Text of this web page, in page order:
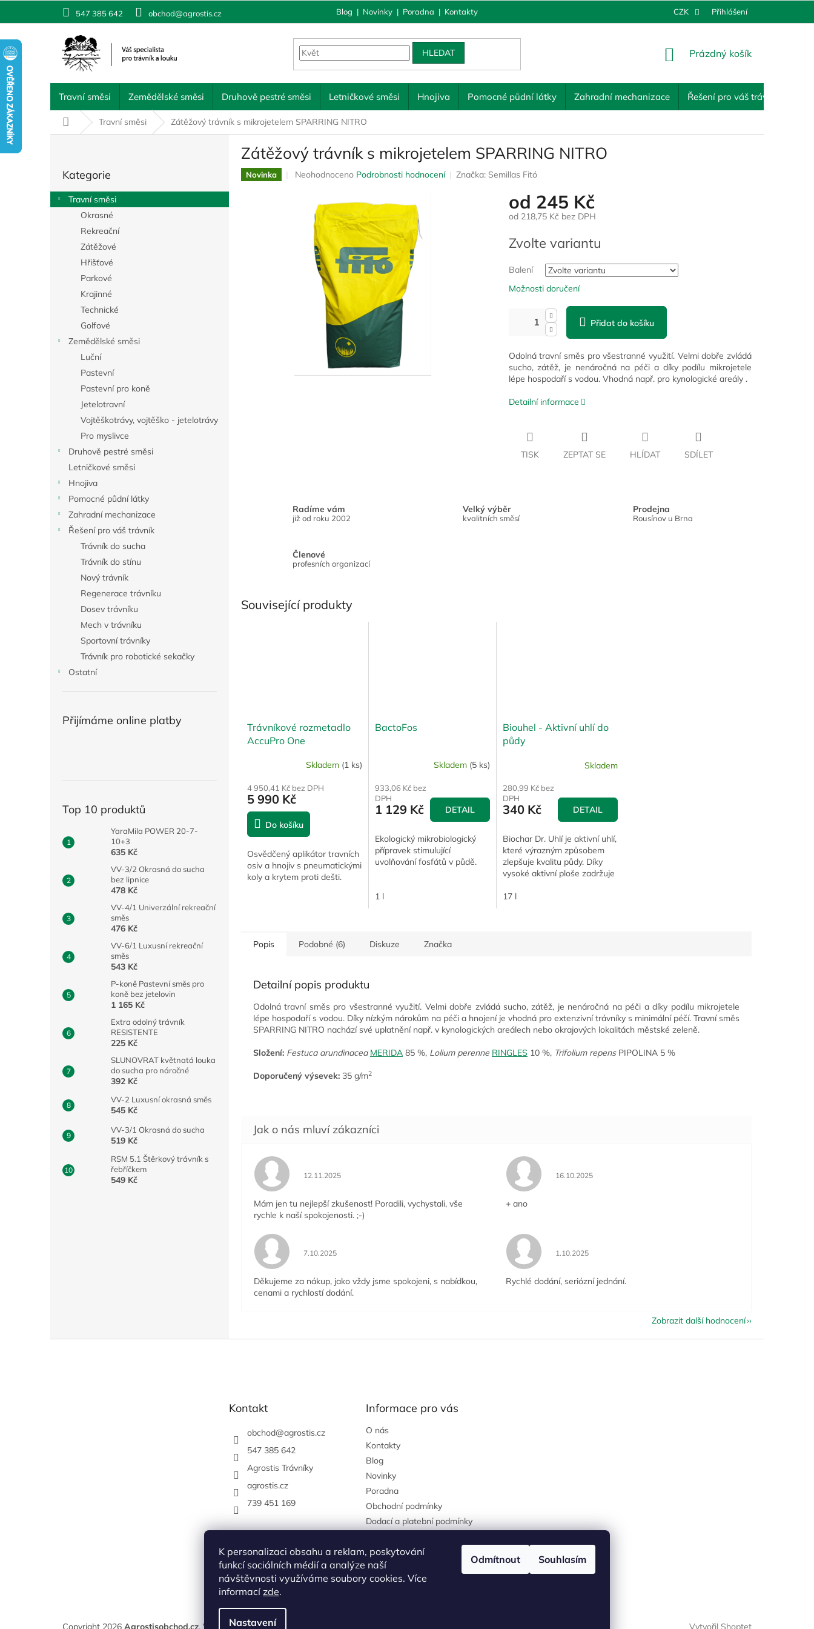
K personalizaci obsahu a reklam, poskytování
funkcí sociálních médií a analýze naší
návštěvnosti využíváme soubory cookies. Více
informacízde.
Nastavení
Odmítnout Souhlasím
547 385 642 obchod@agrostis.cz Blog | Novinky | Poradna | Kontakty CZK Přihlášení
HLEDAT
NÁKUPNÍ
Prázdný košík
Travní směsi Zemědělské směsi Druhově pestré směsi Letničkové směsi Hnojiva Pomocné půdní látky Zahradní mechanizace Řešení pro váš trávník
Domů Travní směsi Zátěžový trávník s mikrojetelem SPARRING NITRO
r
a
kategorie
Kategorie
Travní směsi
Okrasné
Rekreační
Zátěžové
Hřišťové
Parkové
Krajinné
Technické
Golfové
Zemědělské směsi
Luční
Pastevní
Pastevní pro koně
Jetelotravní
Vojtěškotrávy, vojtěško - jetelotrávy
Pro myslivce
Druhově pestré směsi
Letničkové směsi
Hnojiva
Pomocné půdní látky
Zahradní mechanizace
Řešení pro váš trávník
Trávník do sucha
Trávník do stínu
Nový trávník
Regenerace trávníku
Dosev trávníku
Mech v trávníku
Sportovní trávníky
Trávník pro robotické sekačky
Ostatní
Přijímáme online platby
Top 10 produktů
YaraMila POWER 20-7-
10+3
635 Kč
VV-3/2 Okrasná do sucha
bez lipnice
478 Kč
VV-4/1 Univerzální rekreační
směs
476 Kč
VV-6/1 Luxusní rekreační
směs
543 Kč
P-koně Pastevní směs pro
koně bez jetelovin
1 165 Kč
Extra odolný trávník
RESISTENTE
225 Kč
SLUNOVRAT květnatá louka
do sucha pro náročné
392 Kč
VV-2 Luxusní okrasná směs
545 Kč
VV-3/1 Okrasná do sucha
519 Kč
RSM 5.1 Štěrkový trávník s
řebříčkem
549 Kč
Zátěžový trávník s mikrojetelem SPARRING NITRO
Novinka
Průměrné
hvězdiček.
Neohodnoceno Podrobnosti hodnocení Značka: Semillas Fitó
od 245 Kč
od 218,75 Kč bez DPH
cena:
Zvolte variantu
Balení
Možnosti doručení
Přidat do košíku
Odolná travní směs pro všestranné využití. Velmi dobře zvládá
sucho, zátěž, je nenáročná na péči a díky podílu mikrojetele
lépe hospodaří s vodou. Vhodná např. pro kynologické areály .
Detailní informace
TISK ZEPTAT SE HLÍDAT SDÍLET
Radíme vám
již od roku 2002
Velký výběr
kvalitních směsí
Prodejna
Rousínov u Brna
Členové
profesních organizací
Související produkty
Trávníkové rozmetadlo
AccuPro One
Skladem (1 ks)
4 950,41 Kč bez DPH
5 990 Kč
Do košíku
Osvědčený aplikátor travních
osiv a hnojiv s pneumatickými
koly a krytem proti dešti.
BactoFos
Skladem (5 ks)
933,06 Kč bez
DPH
1 129 Kč DETAIL
Ekologický mikrobiologický
přípravek stimulující
uvolňování fosfátů v půdě.
1 l
Biouhel - Aktivní uhlí do
půdy
Skladem
280,99 Kč bez
DPH
340 Kč DETAIL
Biochar Dr. Uhlí je aktivní uhlí,
které výrazným způsobem
zlepšuje kvalitu půdy. Díky
vysoké aktivní ploše zadržuje
období sucha a poskytuje
17 l
Popis Podobné (6) Diskuze Značka
Detailní popis produktu
Odolná travní směs pro všestranné využití. Velmi dobře zvládá sucho, zátěž, je nenáročná na péči a díky podílu mikrojetele
lépe hospodaří s vodou. Díky nízkým nárokům na péči a hnojení je vhodná pro extenzivní trávníky s minimální péčí. Travní směs
SPARRING NITRO nachází své uplatnění např. v kynologických areálech nebo okrajových lokalitách městské zeleně.
Složení: Festuca arundinacea MERIDA 85 %, Lolium perenne RINGLES 10 %, Trifolium repens PIPOLINA 5 %
Doporučený výsevek: 35 g/m2
Hodnocení obchodu je 5 z 5 hvězdiček.
12.11.2025
Mám jen tu nejlepší zkušenost! Poradili, vychystali, vše
rychle k naší spokojenosti. ;-)
Hodnocení obchodu je 5 z 5 hvězdiček.
16.10.2025
+ ano
Hodnocení obchodu je 5 z 5 hvězdiček.
7.10.2025
Děkujeme za nákup, jako vždy jsme spokojeni, s nabídkou,
cenami a rychlostí dodání.
Hodnocení obchodu je 5 z 5 hvězdiček.
1.10.2025
Rychlé dodání, seriózní jednání.
Zobrazit další hodnocení
Kontakt
obchod@agrostis.cz
547 385 642
Agrostis Trávníky
agrostis.cz
739 451 169
Informace pro vás
O nás
Kontakty
Blog
Novinky
Poradna
Obchodní podmínky
Dodací a platební podmínky
údajů
Reklamace a vrácení zboží
agrostis.cz
Vytvořil Shoptet
Copyright 2026 Agrostisobchod.cz. Všechna práva vyhrazena.